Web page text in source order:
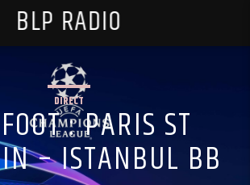
BLP RADIO
DIRECT: PARIS ST
– ISTANBUL BB